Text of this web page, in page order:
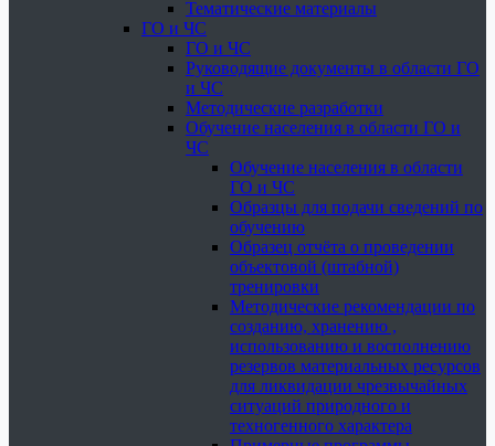
Тематические материалы
ГО и ЧС
ГО и ЧС
Руководящие документы в области ГО
и ЧС
Методические разработки
Обучение населения в области ГО и
ЧС
Обучение населения в области
ГО и ЧС
Образцы для подачи сведений по
обучению
Образец отчёта о проведении
объектовой (штабной)
тренировки
Методические рекомендации по
созданию, хранению ,
использованию и восполнению
резервов материальных ресурсов
для ликвидации чрезвычайных
ситуаций природного и
техногенного характера